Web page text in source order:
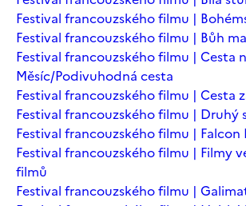
Festival francouzského filmu |
Festival francouzského filmu | Bůh
Festival francouzského filmu | Cesta
Měsíc/Podivuhodná cesta
Festival francouzského filmu | Cesta
Festival francouzského filmu | Druhý
Festival francouzského filmu | Falcon
Festival francouzského filmu | Filmy
filmů
Festival francouzského filmu |